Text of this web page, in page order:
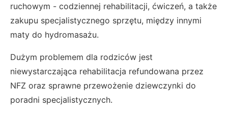
ruchowym - codziennej rehabilitacji, ćwiczeń, a także
zakupu specjalistycznego sprzętu, między innymi
maty do hydromasażu.
Dużym problemem dla rodziców jest
niewystarczająca rehabilitacja refundowana przez
NFZ oraz sprawne przewożenie dziewczynki do
poradni specjalistycznych.